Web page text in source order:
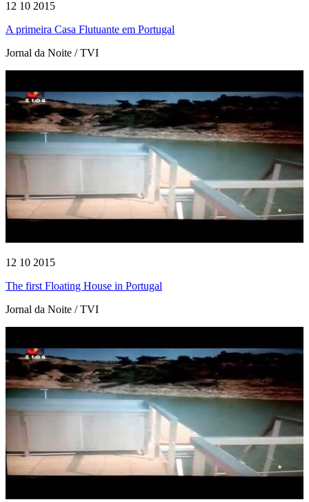
12 10 2015
A primeira Casa Flutuante em Portugal
Jornal da Noite / TVI
12 10 2015
The first Floating House in Portugal
Jornal da Noite / TVI